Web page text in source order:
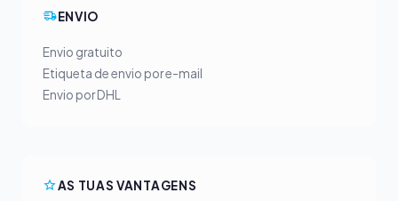
ENVIO
Envio gratuito
Etiqueta de envio por e-mail
Envio por DHL
AS TUAS VANTAGENS